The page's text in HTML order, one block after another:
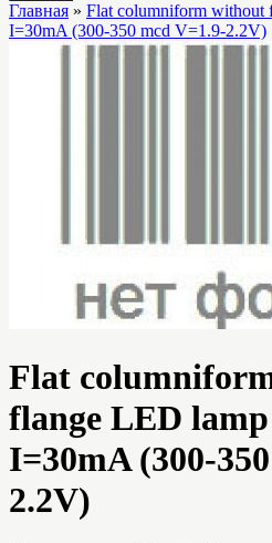
Главная » Flat columnifоrm without
I=30mA (300-350 mcd V=1.9-2.2V)
Flat
flange LED
I=30mA (300-
2.2V)